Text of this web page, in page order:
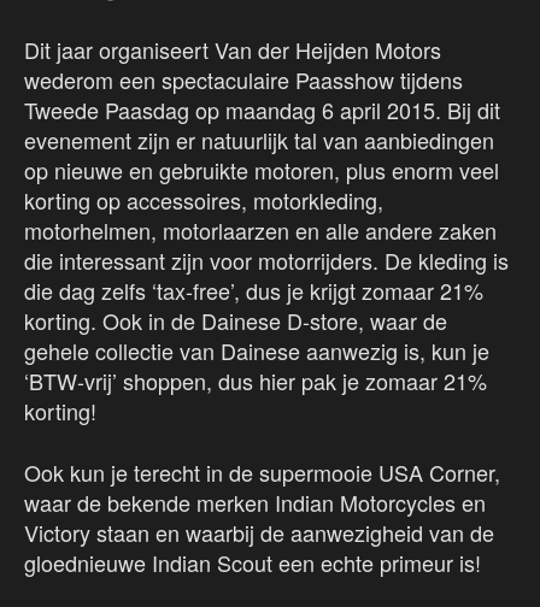
Dit jaar organiseert Van der Heijden Motors
wederom een spectaculaire Paasshow tijdens
Tweede Paasdag op maandag 6 april 2015. Bij dit
evenement zijn er natuurlijk tal van aanbiedingen
op nieuwe en gebruikte motoren, plus enorm veel
korting op accessoires, motorkleding,
motorhelmen, motorlaarzen en alle andere zaken
die interessant zijn voor motorrijders. De kleding is
die dag zelfs ‘tax-free’, dus je krijgt zomaar 21%
korting. Ook in de Dainese D-store, waar de
gehele collectie van Dainese aanwezig is, kun je
‘BTW-vrij’ shoppen, dus hier pak je zomaar 21%
korting!
Ook kun je terecht in de supermooie USA Corner,
waar de bekende merken Indian Motorcycles en
Victory staan en waarbij de aanwezigheid van de
gloednieuwe Indian Scout een echte primeur is!